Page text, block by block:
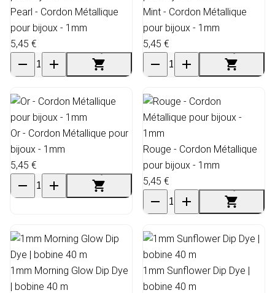
Pearl - Cordon Métallique
pour bijoux - 1mm
5,45 €
Mint - Cordon Métallique
pour bijoux - 1mm
5,45 €
Or - Cordon Métallique pour
bijoux - 1mm
5,45 €
Rouge - Cordon Métallique
pour bijoux - 1mm
5,45 €
1mm Morning Glow Dip Dye
| bobine 40 m
1mm Sunflower Dip Dye |
bobine 40 m